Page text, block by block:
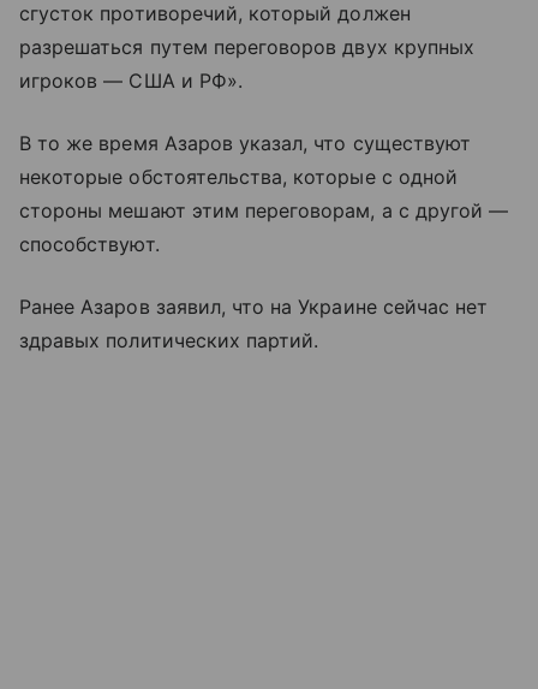
сгусток противоречий, который должен
разрешаться путем переговоров двух крупных
игроков — США и РФ».
В то же время Азаров указал, что существуют
некоторые обстоятельства, которые с одной
стороны мешают этим переговорам, а с другой —
способствуют.
Ранее Азаров заявил, что на Украине сейчас нет
здравых политических партий.